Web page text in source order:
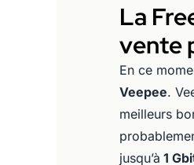
La
vente
En ce
Veepee.
meilleurs
jusqu’à 1